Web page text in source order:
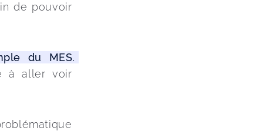
de pouvoir
du MES.
à aller voir